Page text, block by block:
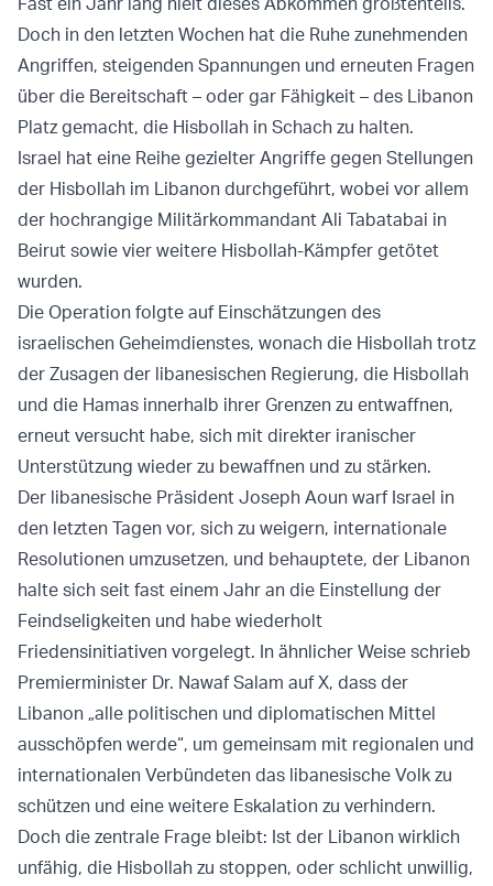
Doch in den letzten Wochen hat die Ruhe zunehmenden
Angriffen, steigenden Spannungen und erneuten Fragen
über die Bereitschaft – oder gar Fähigkeit – des Libanon
Platz gemacht, die Hisbollah in Schach zu halten.
Israel hat eine Reihe gezielter Angriffe gegen Stellungen
der Hisbollah im Libanon durchgeführt, wobei vor allem
der hochrangige Militärkommandant Ali Tabatabai in
Beirut sowie vier weitere Hisbollah-Kämpfer getötet
wurden.
Die Operation folgte auf Einschätzungen des
israelischen Geheimdienstes, wonach die Hisbollah trotz
der Zusagen der libanesischen Regierung, die Hisbollah
und die Hamas innerhalb ihrer Grenzen zu entwaffnen,
erneut versucht habe, sich mit direkter iranischer
Unterstützung wieder zu bewaffnen und zu stärken.
Der libanesische Präsident Joseph Aoun warf Israel in
den letzten Tagen vor, sich zu weigern, internationale
Resolutionen umzusetzen, und behauptete, der Libanon
halte sich seit fast einem Jahr an die Einstellung der
Feindseligkeiten und habe wiederholt
Friedensinitiativen vorgelegt. In ähnlicher Weise schrieb
Premierminister Dr. Nawaf Salam auf X, dass der
Libanon „alle politischen und diplomatischen Mittel
ausschöpfen werde“, um gemeinsam mit regionalen und
internationalen Verbündeten das libanesische Volk zu
schützen und eine weitere Eskalation zu verhindern.
Doch die zentrale Frage bleibt: Ist der Libanon wirklich
unfähig, die Hisbollah zu stoppen, oder schlicht unwillig,